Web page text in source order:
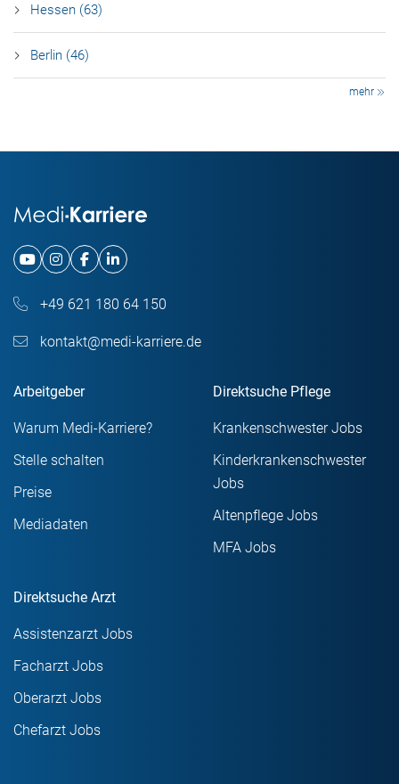
Hessen (63)
Berlin (46)
mehr
+49 621 180 64 150
kontakt@medi-karriere.de
Arbeitgeber
Warum Medi-Karriere?
Stelle schalten
Preise
Mediadaten
Direktsuche Pflege
Krankenschwester Jobs
Kinderkrankenschwester
Jobs
Altenpflege Jobs
MFA Jobs
Direktsuche Arzt
Assistenzarzt Jobs
Facharzt Jobs
Oberarzt Jobs
Chefarzt Jobs